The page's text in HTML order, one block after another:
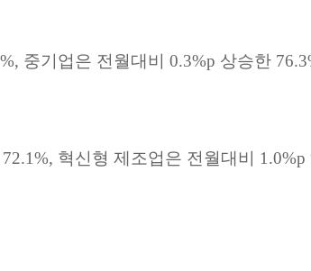
중기업은 전월대비 0.3%p 상승한
72.1%, 혁신형 제조업은 전월대비 1.0%p